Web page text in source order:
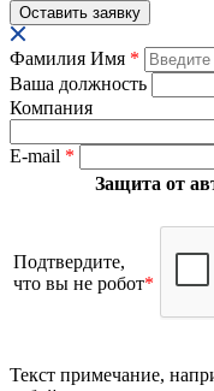
Фамилия Имя *
Ваша должность
Компания
E-mail *
Защита от
Подтвердите,
что вы не робот*
Текст примечание,